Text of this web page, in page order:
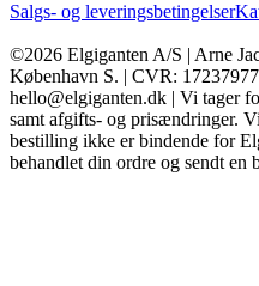
Salgs- og leveringsbetingelser
©2026 Elgiganten A/S | Arne
København S. | CVR:
hello@elgiganten.dk | Vi tager
samt afgifts- og prisændringer.
bestilling ikke er bindende for
behandlet din ordre og sendt en